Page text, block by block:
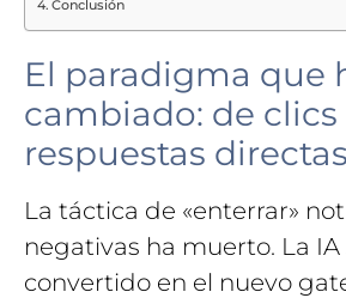
Conclusión
El paradigma que
cambiado: de clics
respuestas directas
La táctica de «enterrar»
negativas ha muerto. La IA
convertido en el nuevo